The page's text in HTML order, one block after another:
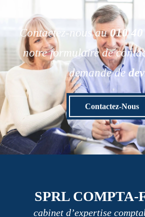
Contactez-nous au010 40
notre formulaire de
demande de
Contactez-Nous
SPRL COMPTA-
cabinet d’expertise